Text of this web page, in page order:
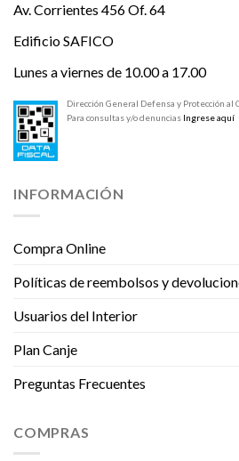
Av. Corrientes 456 Of. 64
Edificio SAFICO
Lunes a viernes de 10.00 a 17.00
Dirección General Defensa y Protección al
Para consultas y/o denuncias Ingrese aquí
INFORMACIÓN
Compra Online
Políticas de reembolsos y
Usuarios del Interior
Plan Canje
Preguntas Frecuentes
COMPRAS